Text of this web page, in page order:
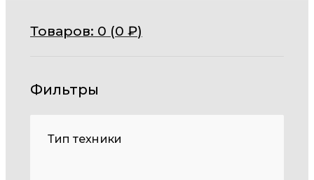
Товаров: 0 (0 ₽)
Фильтры
Тип техники